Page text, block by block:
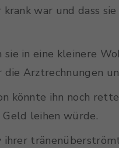
krank war und dass
in eine kleinere
Arztrechnungen
könnte ihn noch
Geld leihen würde.
ihrer